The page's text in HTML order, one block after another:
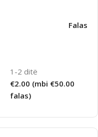
Falas
1-2 ditë
€2.00 (mbi €50.00
falas)